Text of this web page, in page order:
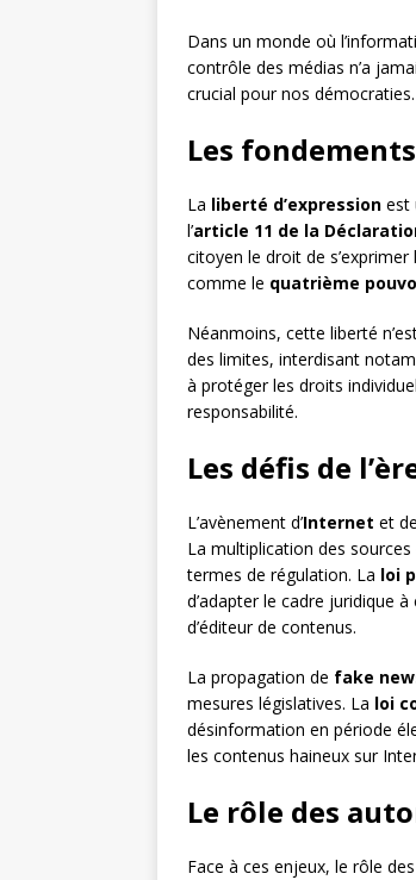
Dans un monde où
contrôle des médias n’a
crucial pour nos démocraties.
Les
La liberté d’expression est
l’article 11 de la
citoyen le droit de
comme le quatrième
Néanmoins, cette liberté
des limites, interdisant
à protéger les droits
responsabilité.
Les défis de
L’avènement d’Internet et
La multiplication des
termes de régulation. La loi
d’adapter le cadre juridique
d’éditeur de contenus.
La propagation de fake
mesures législatives. La loi
désinformation en période
les contenus haineux sur
Le rôle des
Face à ces enjeux, le rôle